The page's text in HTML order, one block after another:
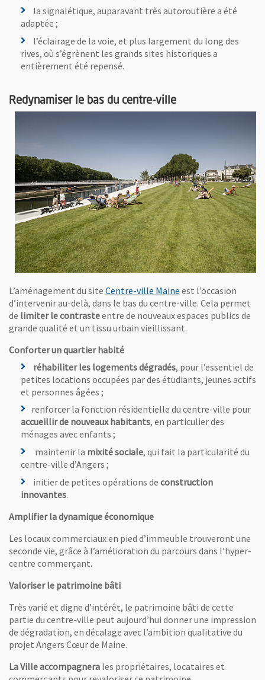
la signalétique, auparavant très autoroutière a été
adaptée ;
l’éclairage de la voie, et plus largement du long des
rives, où s’égrènent les grands sites historiques a
entièrement été repensé.
Redynamiser le bas du centre-ville
L’aménagement du site Centre-ville Maine est l’occasion
d’intervenir au-delà, dans le bas du centre-ville. Cela permet
de limiter le contrasteentre de nouveaux espaces publics de
grande qualité et un tissu urbain vieillissant.
Conforter un quartier habité
réhabiliter les logements dégradés, pour l’essentiel de
petites locations occupées par des étudiants, jeunes actifs
et personnes âgées ;
renforcer la fonction résidentielle du centre-ville pour
accueillir de nouveaux habitants, en particulier des
ménages avec enfants ;
maintenir la mixité sociale, qui fait la particularité du
centre-ville d’Angers ;
initier de petites opérations de construction
innovantes.
Amplifier la dynamique économique
Les locaux commerciaux en pied d’immeuble trouveront une
seconde vie, grâce à l’amélioration du parcours dans l’hyper-
centre commerçant.
Valoriser le patrimoine bâti
Très varié et digne d’intérêt, le patrimoine bâti de cette
partie du centre-ville peut aujourd’hui donner une impression
de dégradation, en décalage avec l’ambition qualitative du
projet Angers Cœur de Maine.
La Ville accompagnera les propriétaires, locataires et